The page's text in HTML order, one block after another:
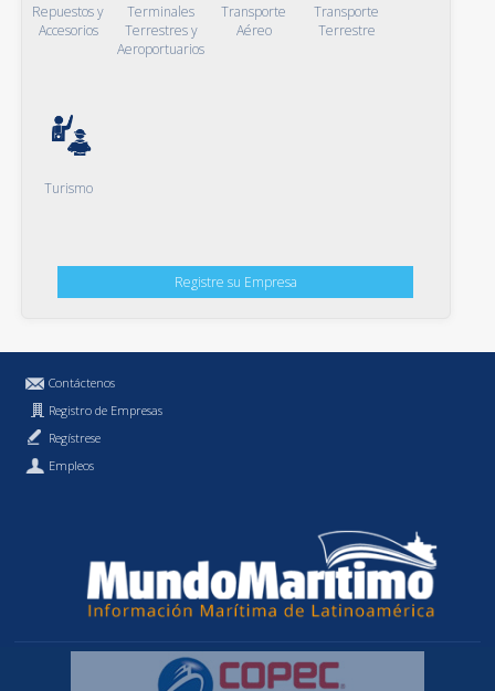
Repuestos y
Accesorios
Terminales
Terrestres y
Aeroportuarios
Transporte
Aéreo
Transporte
Terrestre
Turismo
Registre su Empresa
Contáctenos
Registro de Empresas
Regístrese
Empleos
Política de Privacidad
MundoMaritimo.cl es una marca registrada de MundoMaritimo Ltda.